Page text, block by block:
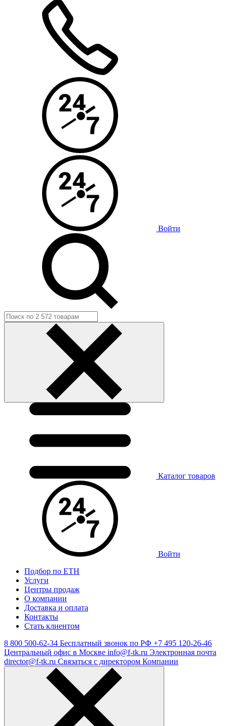
Войти
Каталог товаров
Войти
Подбор по ЕТН
Услуги
Центры продаж
О компании
Доставка и оплата
Контакты
Стать клиентом
8 800 500-62-34 Бесплатный звонок по РФ +7 495 120-26-46
Центральный офис в Москве info@f-tk.ru Электронная почта
director@f-tk.ru Связаться с директором Компании